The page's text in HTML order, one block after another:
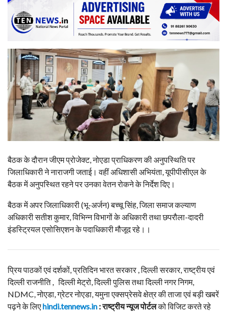
बैठक के दौरान जीएम प्रोजेक्ट, नोएडा प्राधिकरण की अनुपस्थिति पर
जिलाधिकारी ने नाराजगी जताई। वहीं अधिशासी अभियंता, यूपीपीसीएल के
बैठक में अनुपस्थित रहने पर उनका वेतन रोकने के निर्देश दिए।
बैठक में अपर जिलाधिकारी (भू-अर्जन) बच्चू सिंह, जिला समाज कल्याण
अधिकारी सतीश कुमार, विभिन्न विभागों के अधिकारी तथा छपरौला-दादरी
इंडस्ट्रियल एसोसिएशन के पदाधिकारी मौजूद रहे।।
प्रिय पाठकों एवं दर्शकों, प्रतिदिन भारत सरकार , दिल्ली सरकार, राष्ट्रीय एवं
दिल्ली राजनीति , दिल्ली मेट्रो, दिल्ली पुलिस तथा दिल्ली नगर निगम,
NDMC, नोएडा, ग्रेटर नोएडा, यमुना एक्सप्रेसवे क्षेत्र की ताजा एवं बड़ी खबरें
पढ़ने के लिएhindi.tennews.in : राष्ट्रीय न्यूज पोर्टलको विजिट करते रहे